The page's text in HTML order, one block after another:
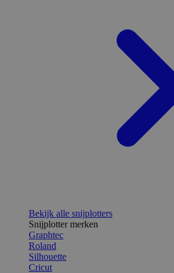
Bekijk alle snijplotters
Snijplotter merken
Graphtec
Roland
Silhouette
Cricut